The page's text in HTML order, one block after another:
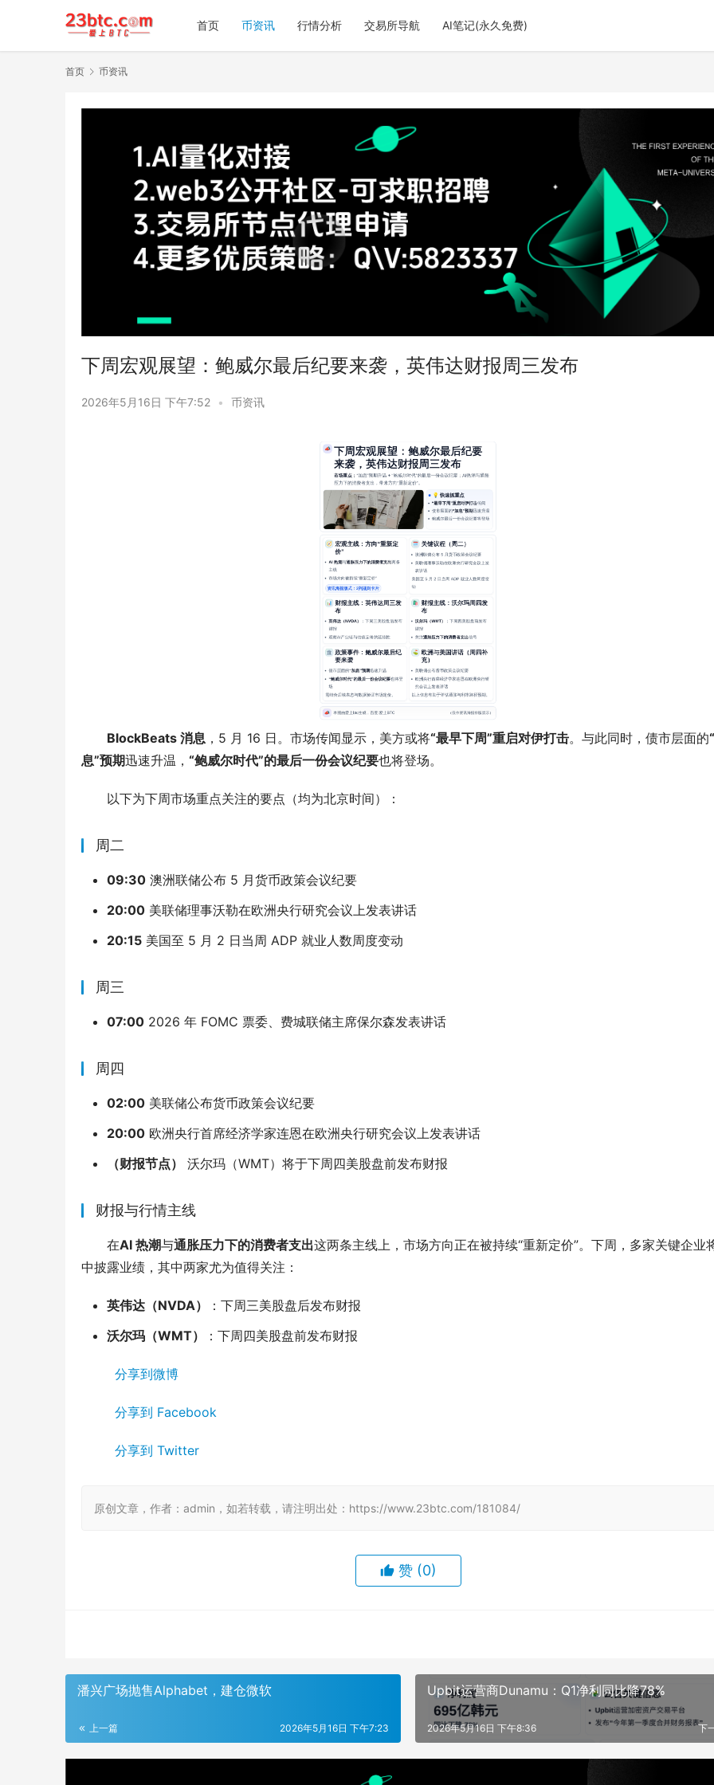
首页 币资讯 行情分析 交易所导航 AI笔记(永久免费)
首页 币资讯
下周宏观展望：鲍威尔最后纪要来袭，英伟达财报周三发布
2026年5月16日 下午7:52 • 币资讯
BlockBeats 消息 ，5 月 16 日。市场传闻显示，美方或将“最早下周”重启对伊打击。与此同时，债市层面的
息”预期迅速升温， “鲍威尔时代”的最后一份会议纪要也将登场。
以下为下周市场重点关注的要点（均为北京时间）：
周二
09:30 澳洲联储公布 5 月货币政策会议纪要
20:00 美联储理事沃勒在欧洲央行研究会议上发表讲话
20:15 美国至 5 月 2 日当周 ADP 就业人数周度变动
周三
07:00 2026 年 FOMC 票委、费城联储主席保尔森发表讲话
周四
02:00 美联储公布货币政策会议纪要
20:00 欧洲央行首席经济学家连恩在欧洲央行研究会议上发表讲话
（财报节点）
沃尔玛（WMT）将于下周四美股盘前发布财报
财报与行情主线
在AI 热潮与通胀压力下的消费者支出这两条主线上，市场方向正在被持续“重新定价”。下周，多家关键企业
中披露业绩，其中两家尤为值得关注：
英伟达（NVDA）
：下周三美股盘后发布财报
沃尔玛（WMT）
：下周四美股盘前发布财报
分享到微博
分享到 Facebook
分享到 Twitter
原创文章，作者：admin，如若转载，请注明出处：https://www.23btc.com/181084/
赞 (0)
潘兴广场抛售Alphabet，建仓微软
上一篇 2026年5月16日 下午7:23
Upbit运营商Dunamu：Q1净利同比降78%
下
2026年5月16日 下午8:36